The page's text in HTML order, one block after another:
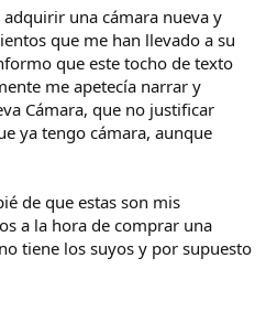
una cámara nueva y
que me han llevado a su
que este tocho de texto
me apetecía narrar y
Cámara, que no justificar
ya tengo cámara, aunque
de que estas son mis
a la hora de comprar una
tiene los suyos y por supuesto